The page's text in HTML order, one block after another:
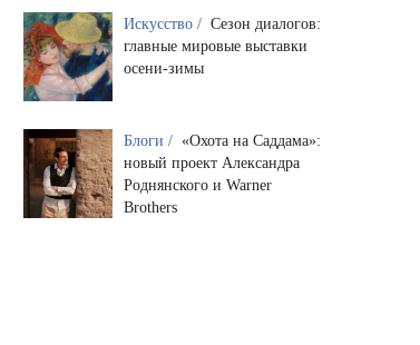
Искусство / Сезон диалогов:
главные мировые выставки
осени-зимы
Блоги / «Охота на Саддама»:
новый проект Александра
Роднянского и Warner
Brothers